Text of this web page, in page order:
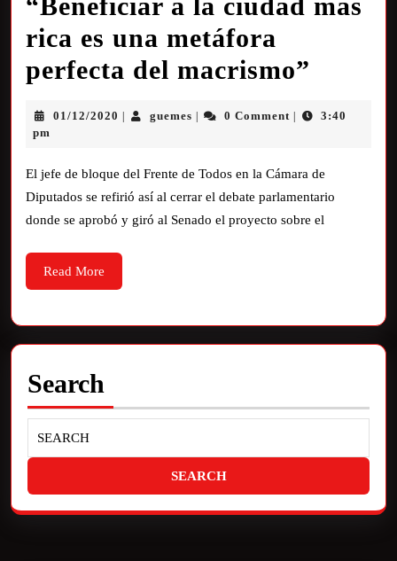
rica es una metáfora
perfecta del macrismo”
01/12/2020 guemes 0 Comment
3:40
pm
El jefe de bloque del Frente de Todos en la Cámara de
Diputados se refirió así al cerrar el debate parlamentario
donde se aprobó y giró al Senado el proyecto sobre el
Read More
Search